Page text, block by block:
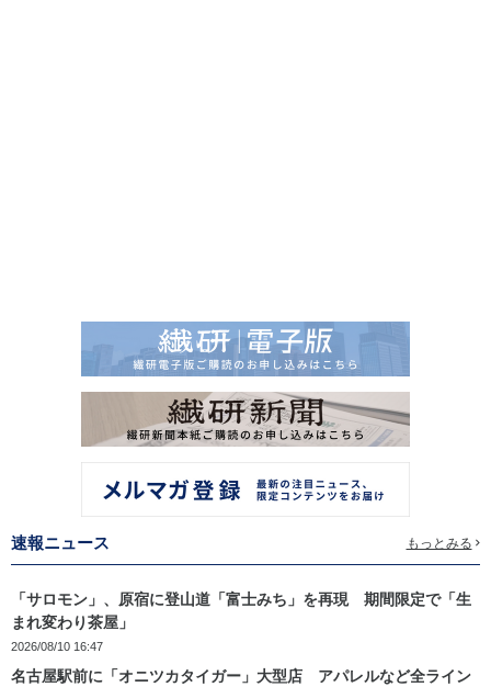
速報ニュース もっとみる
「サロモン」、原宿に登山道「富士みち」を再現 期間限定で「生
まれ変わり茶屋」
2026/08/10 16:47
名古屋駅前に「オニツカタイガー」大型店 アパレルなど全ライン